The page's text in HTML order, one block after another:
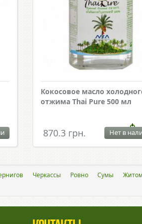
Кокосовое масло
отжима Thai Pure 500 мл
870.3 грн. Нет в
Черкассы Ровно Сумы